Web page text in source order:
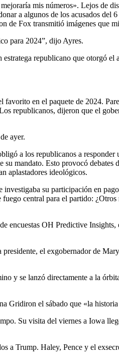
mis números». Lejos de
a algunos de los acusados ​​del
de Fox transmitió imágenes que
para 2024”, dijo Ayres.
republicano que otorgó
en el paquete de 2024.
republicanos, dijeron que el
ayer.
a los republicanos a responder
mandato. Esto provocó
aplastadores ideológicos.
su participación en
central para el partido:
OH Predictive Insights,
el exgobernador de
y se lanzó directamente a la
el sábado que «la
Su visita del viernes a Iowa
a Trump. Haley, Pence y el